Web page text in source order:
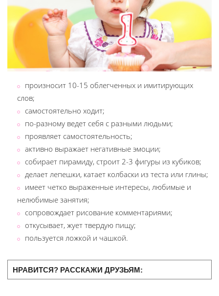
произносит 10-15 облегченных и имитирующих
слов;
самостоятельно ходит;
по-разному ведет себя с разными людьми;
проявляет самостоятельность;
активно выражает негативные эмоции;
собирает пирамиду, строит 2-3 фигуры из кубиков;
делает лепешки, катает колбаски из теста или глины;
имеет четко выраженные интересы, любимые и
нелюбимые занятия;
сопровождает рисование комментариями;
откусывает, жует твердую пищу;
пользуется ложкой и чашкой.
НРАВИТСЯ? РАССКАЖИ ДРУЗЬЯМ: